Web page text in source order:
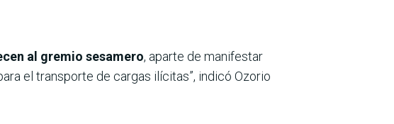
al gremio sesamero, aparte de manifestar
el transporte de cargas ilícitas”, indicó Ozorio